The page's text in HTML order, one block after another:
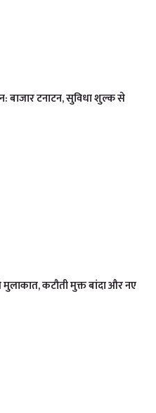
बाजार टनाटन, सुविधा शुल्क से
मुलाकात, कटौती मुक्त बांदा और नए